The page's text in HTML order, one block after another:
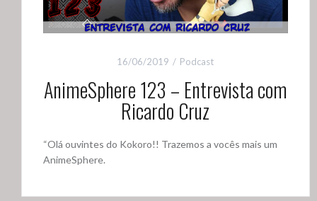
16/06/2019 Podcast
AnimeSphere 123 – Entrevista com
Ricardo Cruz
“Olá ouvintes do Kokoro!! Trazemos a vocês mais um
AnimeSphere.